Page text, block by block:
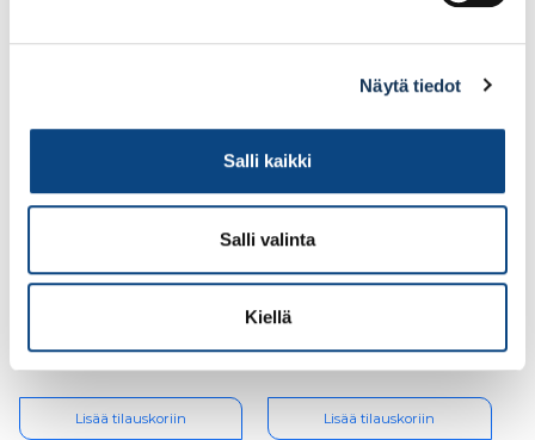
Näytä tiedot
Salli kaikki
Salli valinta
Kiellä
RST
Lisää tilauskoriin
Peddinghaus
Lisää tilauskoriin